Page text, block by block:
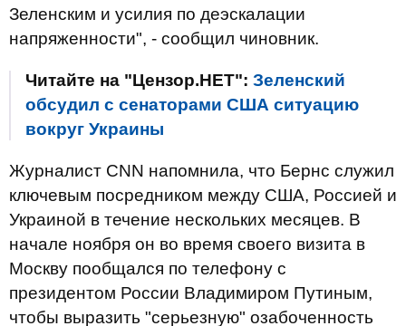
Зеленским и усилия по деэскалации
напряженности", - сообщил чиновник.
Читайте на "Цензор.НЕТ": Зеленский
обсудил с сенаторами США ситуацию
вокруг Украины
Журналист CNN напомнила, что Бернс служил
ключевым посредником между США, Россией и
Украиной в течение нескольких месяцев. В
начале ноября он во время своего визита в
Москву пообщался по телефону с
президентом России Владимиром Путиным,
чтобы выразить "серьезную" озабоченность